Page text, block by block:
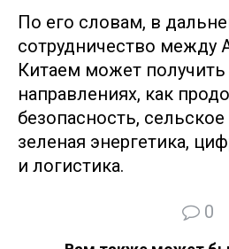
По его словам, в
сотрудничество между
Китаем может получить
направлениях, как
безопасность, сельское
зеленая энергетика,
и логистика.
0